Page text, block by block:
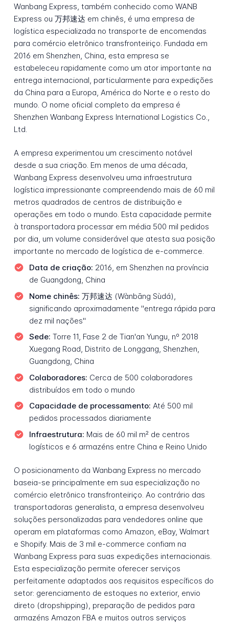
Wanbang Express, também conhecido como WANB
Express ou 万邦速达 em chinês, é uma empresa de
logística especializada no transporte de encomendas
para comércio eletrônico transfronteiriço. Fundada em
2016 em Shenzhen, China, esta empresa se
estabeleceu rapidamente como um ator importante na
entrega internacional, particularmente para expedições
da China para a Europa, América do Norte e o resto do
mundo. O nome oficial completo da empresa é
Shenzhen Wanbang Express International Logistics Co.,
Ltd.
A empresa experimentou um crescimento notável
desde a sua criação. Em menos de uma década,
Wanbang Express desenvolveu uma infraestrutura
logística impressionante compreendendo mais de 60 mil
metros quadrados de centros de distribuição e
operações em todo o mundo. Esta capacidade permite
à transportadora processar em média 500 mil pedidos
por dia, um volume considerável que atesta sua posição
importante no mercado de logística de e-commerce.
Data de criação: 2016, em Shenzhen na província
de Guangdong, China
Nome chinês: 万邦速达 (Wànbāng Sùdá),
significando aproximadamente "entrega rápida para
dez mil nações"
Sede: Torre 11, Fase 2 de Tian'an Yungu, nº 2018
Xuegang Road, Distrito de Longgang, Shenzhen,
Guangdong, China
Colaboradores: Cerca de 500 colaboradores
distribuídos em todo o mundo
Capacidade de processamento: Até 500 mil
pedidos processados diariamente
Infraestrutura: Mais de 60 mil m² de centros
logísticos e 6 armazéns entre China e Reino Unido
O posicionamento da Wanbang Express no mercado
baseia-se principalmente em sua especialização no
comércio eletrônico transfronteiriço. Ao contrário das
transportadoras generalista, a empresa desenvolveu
soluções personalizadas para vendedores online que
operam em plataformas como Amazon, eBay, Walmart
e Shopify. Mais de 3 mil e-commerce confiam na
Wanbang Express para suas expedições internacionais.
Esta especialização permite oferecer serviços
perfeitamente adaptados aos requisitos específicos do
setor: gerenciamento de estoques no exterior, envio
direto (dropshipping), preparação de pedidos para
armazéns Amazon FBA e muitos outros serviços